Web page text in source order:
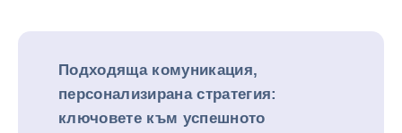
Подходяща комуникация,
персонализирана стратегия:
ключовете към успешното